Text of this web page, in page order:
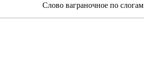
Слово ваграночное по слогам